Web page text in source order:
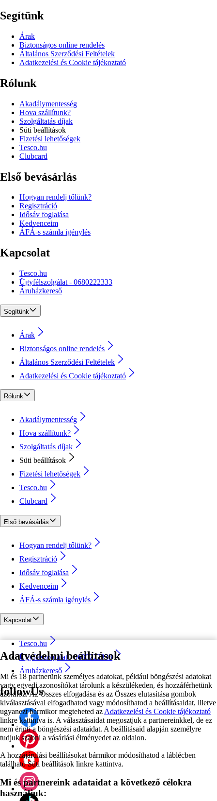
Adatvédelmi beállítások
Mi és 18 partnerünk személyes adatokat, például böngészési adatokat
vagy egyedi azonosítókat tárolunk a készülékeden, és hozzáférhetünk
azokhoz. Az Összes elfogadása és az Összes elutasítása gombok
kiválasztásával elfogadhatod vagy módosíthatod a beállításaidat, illetve
ugyanezt bármikor megteheted az Adatkezelési és Cookie tájékoztató
linkre kattintva is. A választásaidat megosztjuk a partnereinkkel, de ez
nem érinti a böngészési adataidat. A beállításaid alapján személyre
tudjuk szabni a vásárlási élményedet az oldalon.
A hozzájárulási beállításokat bármikor módosíthatod a láblécben
található Süti beállítások linkre kattintva.
Mi és partnereink adataidat a következő célokra
használjuk:
Segítünk
Árak
Biztonságos online rendelés
Általános Szerződési Feltételek
Adatkezelési és Cookie tájékoztató
Rólunk
Akadálymentesség
Hova szállítunk?
Szolgáltatás díjak
Süti beállítások
Fizetési lehetőségek
Tesco.hu
Clubcard
Első bevásárlás
Hogyan rendelj tőlünk?
Regisztráció
Idősáv foglalása
Kedvenceim
ÁFÁ-s számla igénylés
Kapcsolat
Tesco.hu
Ügyfélszolgálat - 0680222333
Áruházkereső
Segítünk
Árak
Biztonságos online rendelés
Általános Szerződési Feltételek
Adatkezelési és Cookie tájékoztató
Rólunk
Akadálymentesség
Hova szállítunk?
Szolgáltatás díjak
Süti beállítások
Fizetési lehetőségek
Tesco.hu
Clubcard
Első bevásárlás
Hogyan rendelj tőlünk?
Regisztráció
Idősáv foglalása
Kedvenceim
ÁFÁ-s számla igénylés
Kapcsolat
Tesco.hu
Ügyfélszolgálat - 0680222333
Áruházkereső
followUs